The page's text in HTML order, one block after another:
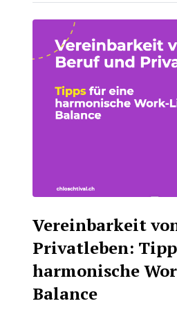
Vereinbarkeit
Privatleben:
harmonische
Balance